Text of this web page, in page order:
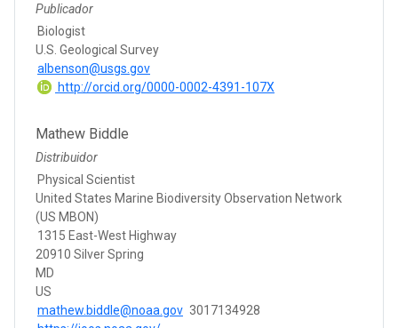
Publicador
Biologist
U.S. Geological Survey
albenson@usgs.gov
http://orcid.org/0000-0002-4391-107X
Mathew Biddle
Distribuidor
Physical Scientist
United States Marine Biodiversity Observation Network
(US MBON)
1315 East-West Highway
20910 Silver Spring
MD
US
mathew.biddle@noaa.gov 3017134928